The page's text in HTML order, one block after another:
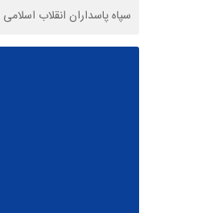
سپاه پاسداران انقلاب